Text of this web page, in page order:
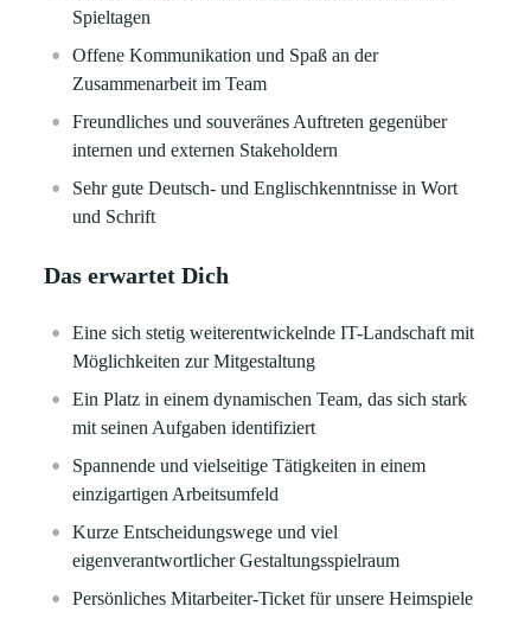
Spieltagen
Offene Kommunikation und Spaß an der
Zusammenarbeit im Team
Freundliches und souveränes Auftreten gegenüber
internen und externen Stakeholdern
Sehr gute Deutsch- und Englischkenntnisse in Wort
und Schrift
Das erwartet Dich
Eine sich stetig weiterentwickelnde IT-Landschaft mit
Möglichkeiten zur Mitgestaltung
Ein Platz in einem dynamischen Team, das sich stark
mit seinen Aufgaben identifiziert
Spannende und vielseitige Tätigkeiten in einem
einzigartigen Arbeitsumfeld
Kurze Entscheidungswege und viel
eigenverantwortlicher Gestaltungsspielraum
Persönliches Mitarbeiter-Ticket für unsere Heimspiele